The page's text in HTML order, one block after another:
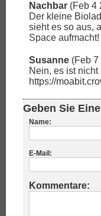
Nachbar (Feb 4
Der kleine
sieht es so aus,
Space aufmacht!
Susanne (Feb 7
Nein, es ist
https://
Geben Sie
Name:
E-Mail:
Kommentare: